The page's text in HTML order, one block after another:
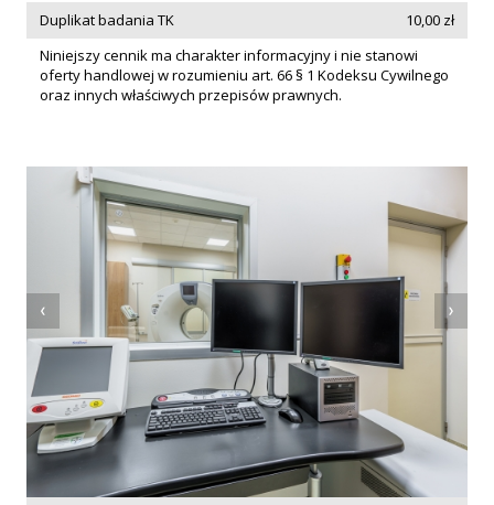
Duplikat badania TK
10,00 zł
Niniejszy cennik ma charakter informacyjny i nie stanowi
oferty handlowej w rozumieniu art. 66 § 1 Kodeksu Cywilnego
oraz innych właściwych przepisów prawnych.